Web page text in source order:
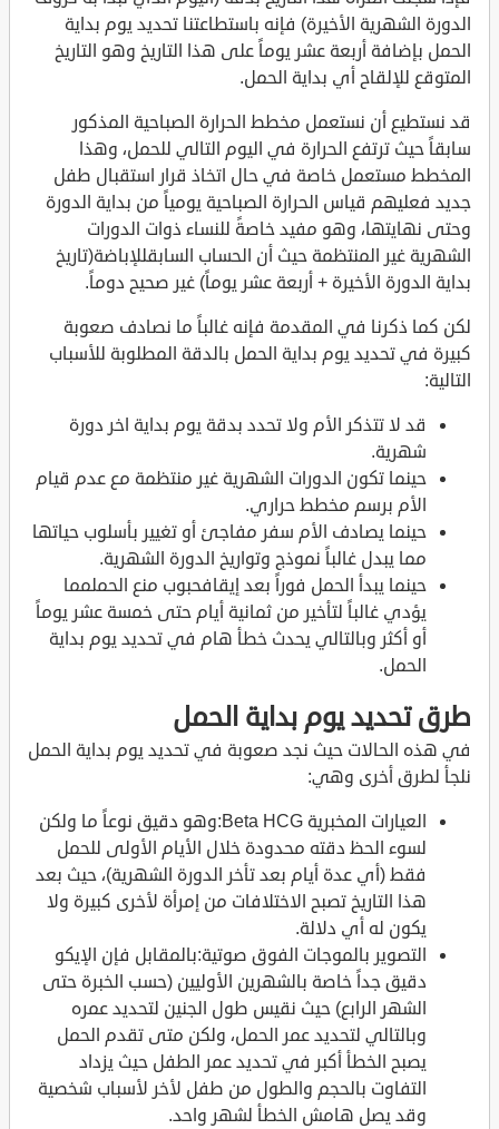
الدورة الشهرية الأخيرة) فإنه باستطاعتنا تحديد يوم بداية
الحمل بإضافة أربعة عشر يوماً على هذا التاريخ وهو التاريخ
المتوقع للإلقاح أي بداية الحمل.
قد نستطيع أن نستعمل مخطط الحرارة الصباحية المذكور
سابقاً حيث ترتفع الحرارة في اليوم التالي للحمل، وهذا
المخطط مستعمل خاصة في حال اتخاذ قرار استقبال طفل
جديد فعليهم قياس الحرارة الصباحية يومياً من بداية الدورة
وحتى نهايتها، وهو مفيد خاصةً للنساء ذوات الدورات
الشهرية غير المنتظمة حيث أن الحساب السابقللإباضة(تاريخ
بداية الدورة الأخيرة + أربعة عشر يوماً) غير صحيح دوماً.
لكن كما ذكرنا في المقدمة فإنه غالباً ما نصادف صعوبة
كبيرة في تحديد يوم بداية الحمل بالدقة المطلوبة للأسباب
التالية:
قد لا تتذكر الأم ولا تحدد بدقة يوم بداية اخر دورة
شهرية.
حينما تكون الدورات الشهرية غير منتظمة مع عدم قيام
الأم برسم مخطط حراري.
حينما يصادف الأم سفر مفاجئ أو تغيير بأسلوب حياتها
مما يبدل غالباً نموذج وتواريخ الدورة الشهرية.
حينما يبدأ الحمل فوراً بعد إيقافحبوب منع الحملمما
يؤدي غالباً لتأخير من ثمانية أيام حتى خمسة عشر يوماً
أو أكثر وبالتالي يحدث خطأ هام في تحديد يوم بداية
الحمل.
طرق تحديد يوم بداية الحمل
في هذه الحالات حيث نجد صعوبة في تحديد يوم بداية الحمل
نلجأ لطرق أخرى وهي:
العيارات المخبرية Beta HCG:وهو دقيق نوعاً ما ولكن
لسوء الحظ دقته محدودة خلال الأيام الأولى للحمل
فقط (أي عدة أيام بعد تأخر الدورة الشهرية)، حيث بعد
هذا التاريخ تصبح الاختلافات من إمرأة لأخرى كبيرة ولا
يكون له أي دلالة.
التصوير بالموجات الفوق صوتية:بالمقابل فإن الإيكو
دقيق جداً خاصة بالشهرين الأوليين (حسب الخبرة حتى
الشهر الرابع) حيث نقيس طول الجنين لتحديد عمره
وبالتالي لتحديد عمر الحمل، ولكن متى تقدم الحمل
يصبح الخطأ أكبر في تحديد عمر الطفل حيث يزداد
التفاوت بالحجم والطول من طفل لأخر لأسباب شخصية
وقد يصل هامش الخطأ لشهر واحد.